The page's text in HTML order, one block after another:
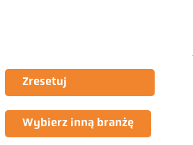
Zresetuj
Wybierz inną branżę